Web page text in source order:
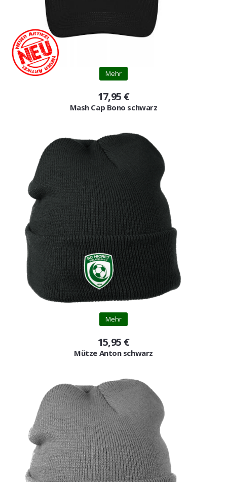
Mehr
17,95 €
Mash Cap Bono schwarz
Mehr
15,95 €
Mütze Anton schwarz